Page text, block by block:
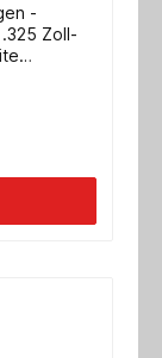
-
Zoll-